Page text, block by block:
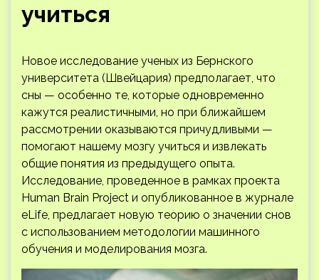
учиться
Новое исследование ученых из Бернского
университета (Швейцария) предполагает, что
сны — особенно те, которые одновременно
кажутся реалистичными, но при ближайшем
рассмотрении оказываются причудливыми —
помогают нашему мозгу учиться и извлекать
общие понятия из предыдущего опыта.
Исследование, проведенное в рамках проекта
Human Brain Project и опубликованное в журнале
eLife, предлагает новую теорию о значении снов
с использованием методологии машинного
обучения и моделирования мозга.